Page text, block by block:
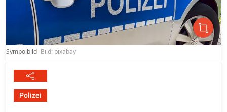
Symbolbild Bild: pixabay
Polizei